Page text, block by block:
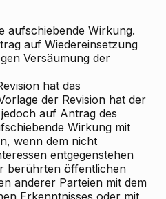
aufschiebende Wirkung.
auf Wiedereinsetzung
Versäumung der
hat das
der Revision hat der
auf Antrag des
Wirkung mit
wenn dem nicht
entgegenstehen
berührten öffentlichen
anderer Parteien mit dem
Erkenntnisses oder mit